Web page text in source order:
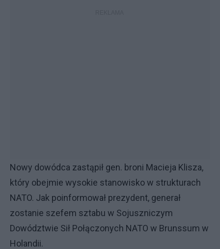
Nowy dowódca zastąpił gen. broni Macieja Klisza,
który obejmie wysokie stanowisko w strukturach
NATO. Jak poinformował prezydent, generał
zostanie szefem sztabu w Sojuszniczym
Dowództwie Sił Połączonych NATO w Brunssum w
Holandii.